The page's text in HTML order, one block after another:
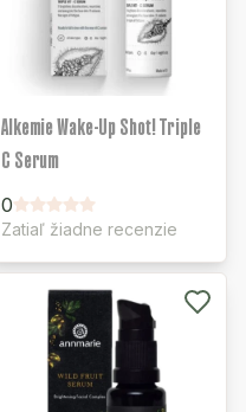
Alkemie Wake-Up Shot! Triple
C Serum
0
Zatiaľ žiadne recenzie